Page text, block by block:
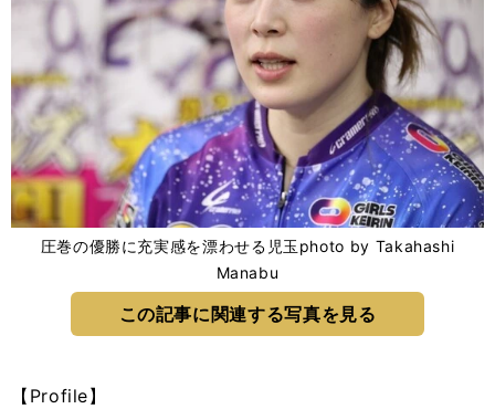
圧巻の優勝に充実感を漂わせる児玉photo by Takahashi
Manabu
この記事に関連する写真を見る
【Profile】